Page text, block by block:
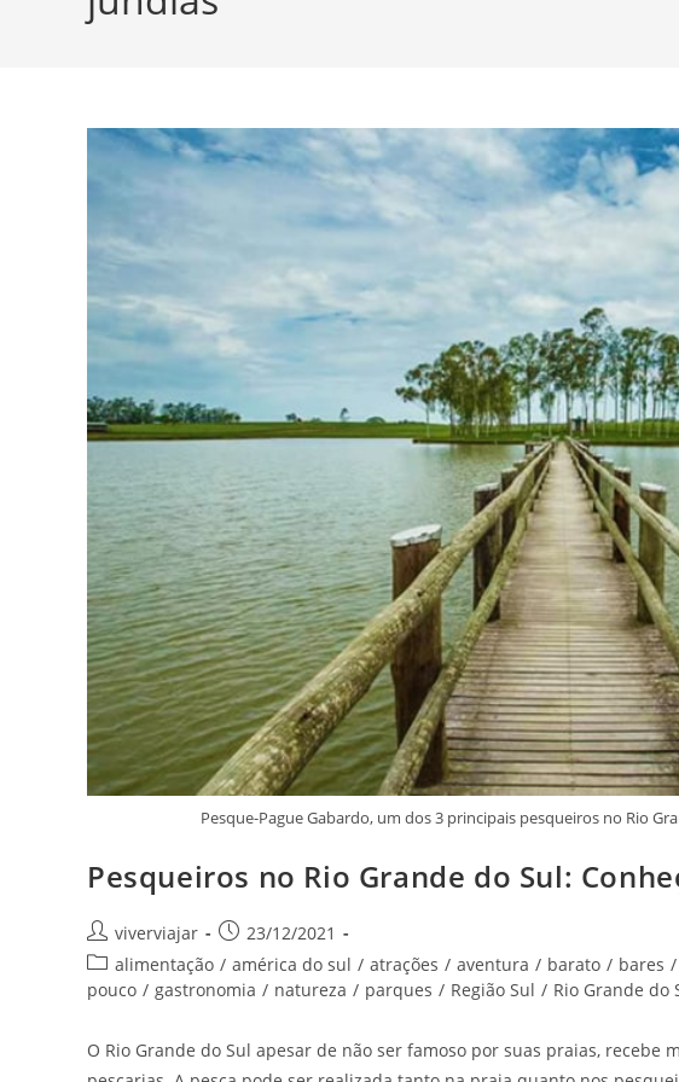
Pesque-Pague Gabardo, um dos 3 principais pesqueiros no Rio
Pesqueiros no Rio Grande do Sul:
Autor
do
post:
viverviajar
Post
publicado:
23/12/2021
Categoria
do
alimentação / américa do sul / atrações / aventura / barato / bares /
pouco / gastronomia / natureza / parques / Região Sul / Rio Grande do
O Rio Grande do Sul apesar de não ser famoso por suas praias, recebe